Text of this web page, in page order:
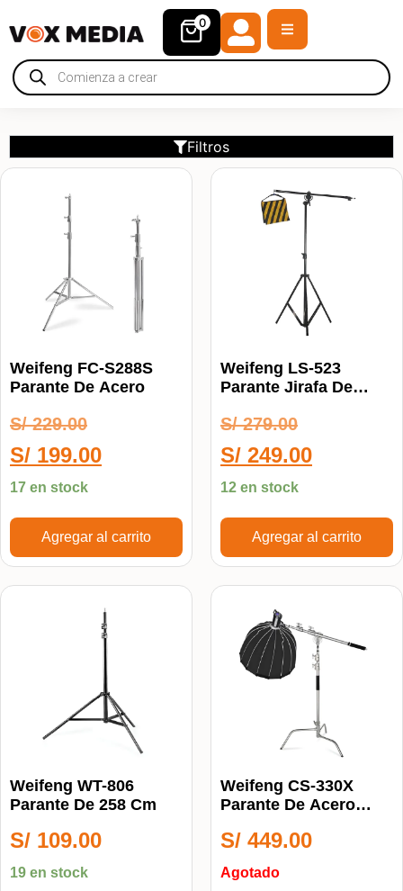
0
Filtros
Weifeng FC-S288S
Parante De Acero
S/229.00
S/ 199.00
17 en stock
Agregar al carrito
Weifeng LS-523
Parante Jirafa De
S/279.00
S/ 249.00
12 en stock
Agregar al carrito
Weifeng WT-806
Parante De 258 Cm
S/ 109.00
19 en stock
Weifeng CS-330X
Parante De Acero
S/ 449.00
Agotado